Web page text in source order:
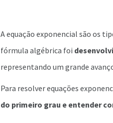
A equação exponencial são os
fórmula algébrica foi
representando um grande
Para resolver equações
do primeiro grau e entender